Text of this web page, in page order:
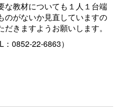
教材についても１人１台端
のがないか見直していますの
きますようお願いします。
：0852-22-6863）